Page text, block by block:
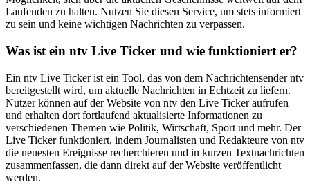
Laufenden zu halten. Nutzen Sie diesen Service, um stets informiert
zu sein und keine wichtigen Nachrichten zu verpassen.
Was ist ein ntv Live Ticker und wie funktioniert er?
Ein ntv Live Ticker ist ein Tool, das von dem Nachrichtensender ntv
bereitgestellt wird, um aktuelle Nachrichten in Echtzeit zu liefern.
Nutzer können auf der Website von ntv den Live Ticker aufrufen
und erhalten dort fortlaufend aktualisierte Informationen zu
verschiedenen Themen wie Politik, Wirtschaft, Sport und mehr. Der
Live Ticker funktioniert, indem Journalisten und Redakteure von ntv
die neuesten Ereignisse recherchieren und in kurzen Textnachrichten
zusammenfassen, die dann direkt auf der Website veröffentlicht
werden.